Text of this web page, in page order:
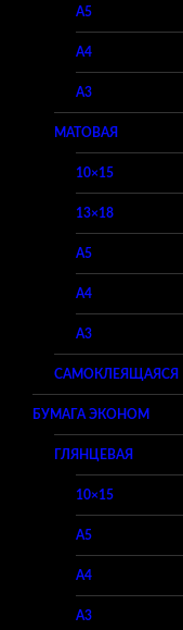
A5
A4
A3
МАТОВАЯ
10×15
13×18
A5
A4
A3
САМОКЛЕЯЩАЯСЯ
БУМАГА ЭКОНОМ
ГЛЯНЦЕВАЯ
10×15
A5
A4
A3